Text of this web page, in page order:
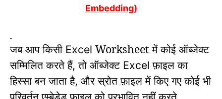
Embedding)
जब आप किसी Excel Worksheet में कोई ऑब्जेक्ट
सम्मिलित करते हैं,तो ऑब्जेक्ट Excelफ़ाइल का
हिस्सा बन जाता है, और स्रोत फ़ाइल में किए गए कोई भी
परिवर्तन एम्बेडेड फ़ाइल को प्रभावित नहीं करते